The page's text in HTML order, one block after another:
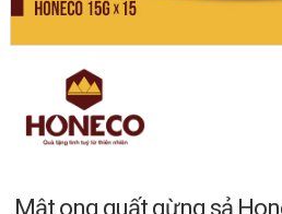
Mật ong quất gừng sả